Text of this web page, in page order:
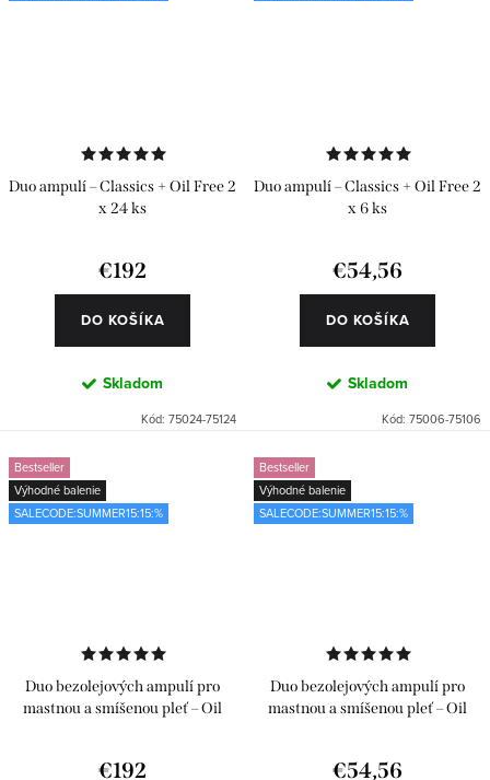
Duo ampulí – Classics + Oil Free 2
x 24 ks
€192
DO KOŠÍKA
Skladom
Kód: 75024-75124
Duo ampulí – Classics + Oil Free 2
x 6 ks
€54,56
DO KOŠÍKA
Skladom
Kód: 75006-75106
Bestseller
Výhodné balenie
SALECODE:SUMMER15:15:%
Duo bezolejových ampulí pro
mastnou a smíšenou pleť – Oil
€192
Bestseller
Výhodné balenie
SALECODE:SUMMER15:15:%
Duo bezolejových ampulí pro
mastnou a smíšenou pleť – Oil
€54,56